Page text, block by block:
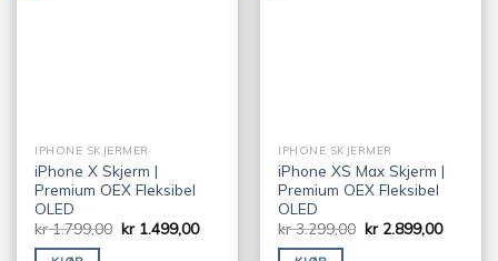
IPHONE SKJERMER
iPhone X Skjerm |
Premium OEX Fleksibel
OLED
kr1.799,00 kr1.499,00
IPHONE SKJERMER
iPhone XS Max Skjerm |
Premium OEX Fleksibel
OLED
kr3.299,00 kr2.899,00